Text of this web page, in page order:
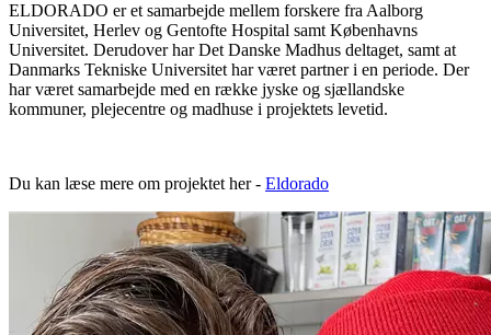
ELDORADO er et samarbejde mellem forskere fra Aalborg
Universitet, Herlev og Gentofte Hospital samt Københavns
Universitet. Derudover har Det Danske Madhus deltaget, samt at
Danmarks Tekniske Universitet har været partner i en periode. Der
har været samarbejde med en række jyske og sjællandske
kommuner, plejecentre og madhuse i projektets levetid.
Du kan læse mere om projektet her - Eldorado